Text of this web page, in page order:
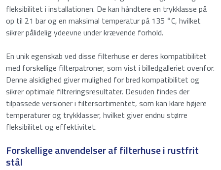
Navn *
Efternavn
E-mail*
Indtast dine oplysninger for at downloade
produktspecifikationerne.
Navn
fleksibilitet i installationen. De kan håndtere en trykklasse på
op til 21 bar og en maksimal temperatur på 135 °C, hvilket
sikrer pålidelig ydeevne under krævende forhold.
En unik egenskab ved disse filterhuse er deres kompatibilitet
med forskellige filterpatroner, som vist i billedgalleriet ovenfor.
Denne alsidighed giver mulighed for bred kompatibilitet og
sikrer optimale filtreringsresultater. Desuden findes der
tilpassede versioner i filtersortimentet, som kan klare højere
temperaturer og trykklasser, hvilket giver endnu større
fleksibilitet og effektivitet.
Forskellige anvendelser af filterhuse i rustfrit
stål